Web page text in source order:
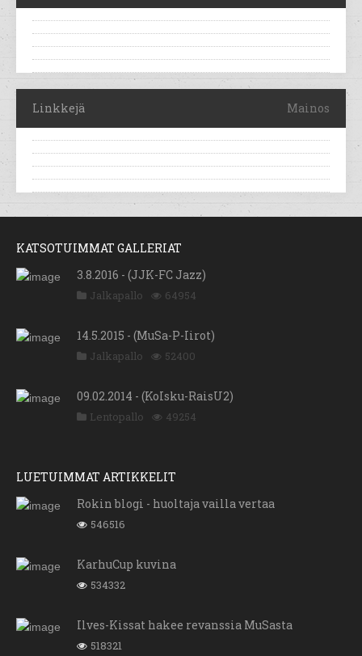
Linkkejä Mainos
KATSOTUIMMAT GALLERIAT
3.8.2016 - (JJK-FC Jazz)
Jalkapallo 64954
14.5.2015 - (MuSa-P-Iirot)
Jalkapallo 52400
09.02.2014 - (KoIsku-RaisU2)
Lentopallo 49254
LUETUIMMAT ARTIKKELIT
Rokin blogi - huoltaja vailla vertaa
546516
KarhuCup kuvina
534332
Ilves-Kissat hakee revanssia MuSasta
518321